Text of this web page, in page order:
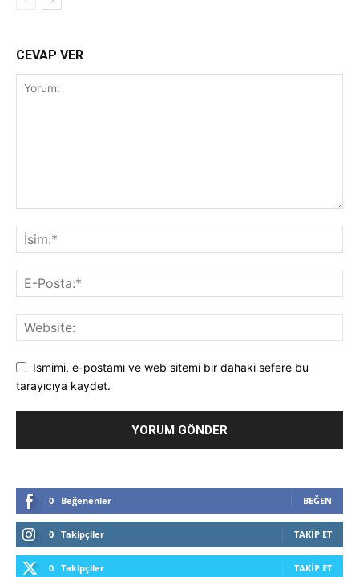
CEVAP VER
Ismimi, e-postamı ve web sitemi bir dahaki sefere bu
tarayıcıya kaydet.
0 Beğenenler BEĞEN
0 Takipçiler TAKIP ET
0 Takipçiler TAKIP ET